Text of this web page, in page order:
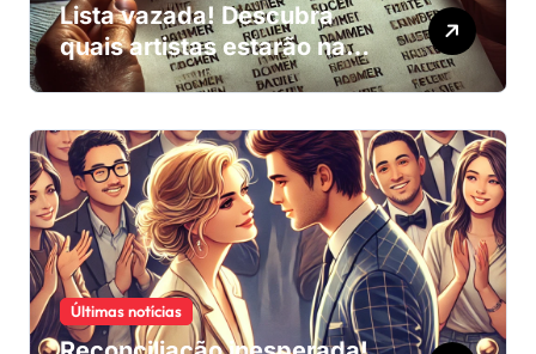
Lista vazada! Descubra
quais artistas estarão na
trilha sonora do próximo
Últimas notícias